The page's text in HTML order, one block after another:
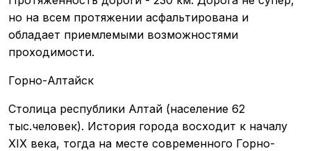
но на всем протяжении асфальтирована и
обладает приемлемыми возможностями
проходимости.
Горно-Алтайск
Столица республики Алтай (население 62
тыс.человек). История города восходит к началу
XIX века, тогда на месте современного Горно-